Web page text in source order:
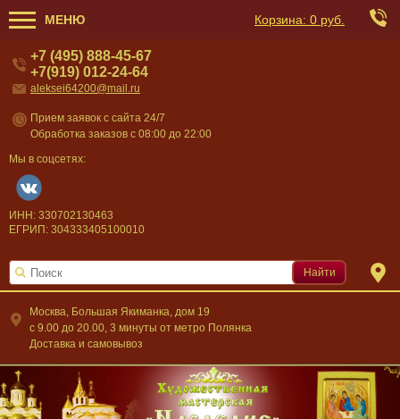
МЕНЮ Корзина: 0 руб.
Москва, Большая Якиманка, дом 19
c 9.00 до 20.00, 3 минуты от метро Полянка
Доставка и самовывоз
+7 (495) 888-45-67
+7(919) 012-24-64
aleksei64200@mail.ru
Прием заявок с сайта 24/7
Обработка заказов с 08:00 до 22:00
Мы в соцсетях:
ИНН: 330702130463
ЕГРИП: 304333405100010
Найти